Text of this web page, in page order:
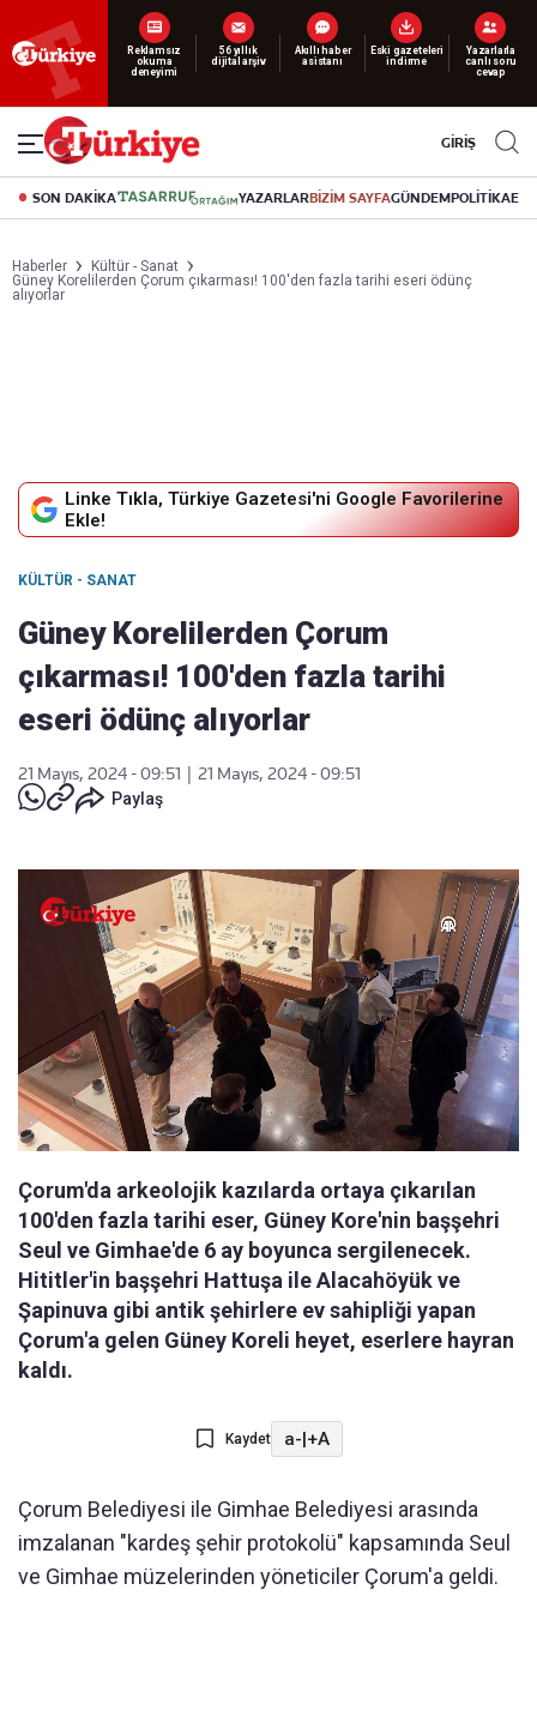
Reklamsız
okuma
deneyimi
56 yıllık
dijital arşiv
Akıllı haber
asistanı
Eski gazeteleri
indirme
Yazarlarla
canlı soru
cevap
GİRİŞ
SON DAKİKA YAZARLARBİZİM SAYFAGÜNDEMPOLİTİKA
Haberler
Kültür - Sanat
Güney Korelilerden Çorum çıkarması! 100'den fazla tarihi eseri ödünç
alıyorlar
Linke Tıkla, Türkiye Gazetesi'ni Google Favorilerine
Ekle!
KÜLTÜR - SANAT
Güney Korelilerden Çorum
çıkarması! 100'den fazla tarihi
eseri ödünç alıyorlar
21 Mayıs, 2024 - 09:51
21 Mayıs, 2024 - 09:51
Paylaş
Çorum'da arkeolojik kazılarda ortaya çıkarılan
100'den fazla tarihi eser, Güney Kore'nin başşehri
Seul ve Gimhae'de 6 ay boyunca sergilenecek.
Hititler'in başşehri Hattuşa ile Alacahöyük ve
Şapinuva gibi antik şehirlere ev sahipliği yapan
Çorum'a gelen Güney Koreli heyet, eserlere hayran
kaldı.
Kaydet a-|+A
Çorum Belediyesi ile Gimhae Belediyesi arasında
imzalanan "kardeş şehir protokolü" kapsamında Seul
ve Gimhae müzelerinden yöneticiler Çorum'a geldi.